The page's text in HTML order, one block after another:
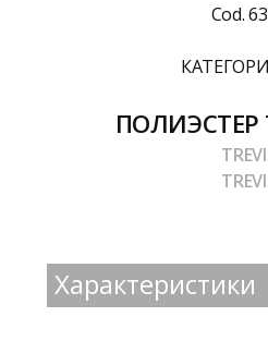
Cod.
ПОЛИЭСТЕР
TREVI
TREVI
Характеристики